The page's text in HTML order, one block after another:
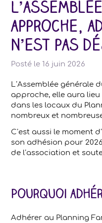
approche,
n’est pas
Posté le16 juin 2026
L’Assemblée générale
approche, elle aura lieu
dans les locaux du
nombreux et
C’est aussi le moment
son adhésion pour
de l’association et
Pourquoi
Adhérer au Planning